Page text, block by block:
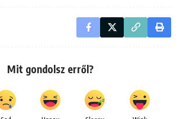
Mit gondolsz erről?